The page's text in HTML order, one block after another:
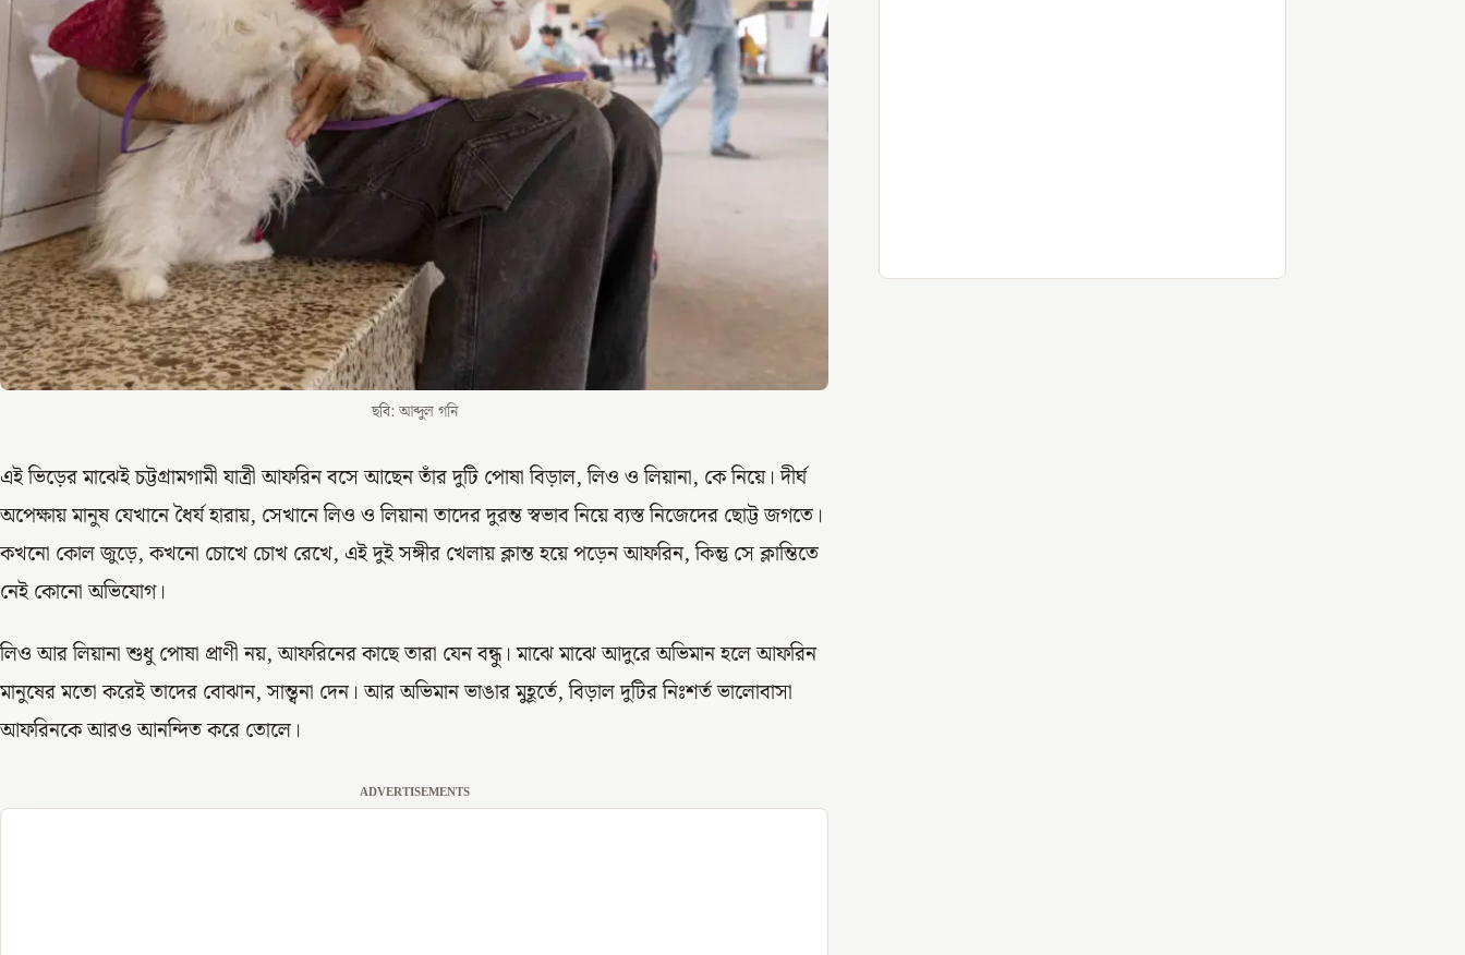
ছবি: আব্দুল গনি
এই ভিড়ের মাঝেই চট্টগ্রামগামী যাত্রী আফরিন বসে আছেন তাঁর দুটি পোষা বিড়াল, লিও ও লিয়ানা, কে নিয়ে। দীর্ঘ
অপেক্ষায় মানুষ যেখানে ধৈর্য হারায়, সেখানে লিও ও লিয়ানা তাদের দুরন্ত স্বভাব নিয়ে ব্যস্ত নিজেদের ছোট্ট জগতে।
কখনো কোল জুড়ে, কখনো চোখে চোখ রেখে, এই দুই সঙ্গীর খেলায় ক্লান্ত হয়ে পড়েন আফরিন, কিন্তু সে ক্লান্তিতে
নেই কোনো অভিযোগ।
লিও আর লিয়ানা শুধু পোষা প্রাণী নয়, আফরিনের কাছে তারা যেন বন্ধু। মাঝে মাঝে আদুরে অভিমান হলে আফরিন
মানুষের মতো করেই তাদের বোঝান, সান্ত্বনা দেন। আর অভিমান ভাঙার মুহূর্তে, বিড়াল দুটির নিঃশর্ত ভালোবাসা
আফরিনকে আরও আনন্দিত করে তোলে।
ADVERTISEMENTS